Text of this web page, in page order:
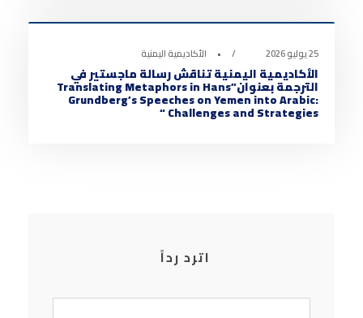
25 يوليو 2026 • الأكاديمية اليمنية
الأكاديمية اليمنية تناقش رسالة ماجستير في
الترجمة بعنوان”Translating Metaphors in Hans
Grundberg’s Speeches on Yemen into Arabic:
Challenges and Strategies “
اترد رداً